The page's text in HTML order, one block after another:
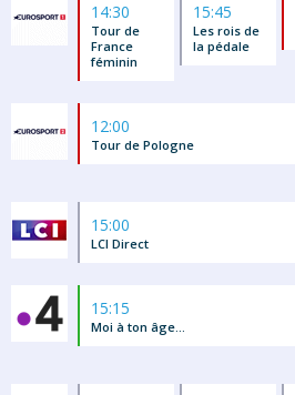
14:30
Tour de
France
féminin
15:45
Les rois de
la pédale
12:00
Tour de Pologne
15:00
LCI Direct
15:15
Moi à ton âge...